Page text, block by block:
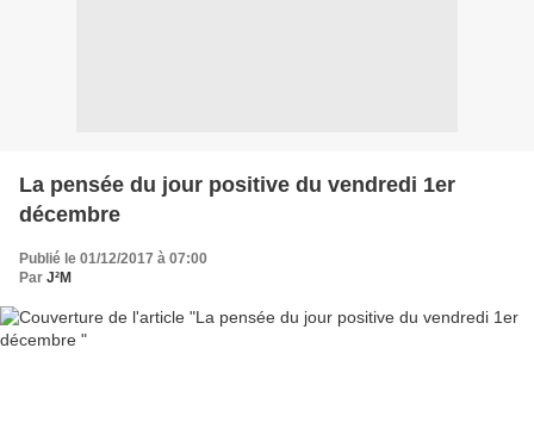
La pensée du jour positive du vendredi 1er
décembre
Publié le 01/12/2017 à 07:00
Par J²M